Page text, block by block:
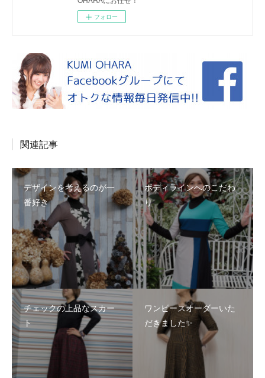
フォロー
関連記事
デザインを考えるのが一
番好き
ボディラインへのこだわ
り
チェックの上品なスカー
ト
ワンピースオーダーいた
だきました✨